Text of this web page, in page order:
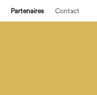
Partenaires Contact